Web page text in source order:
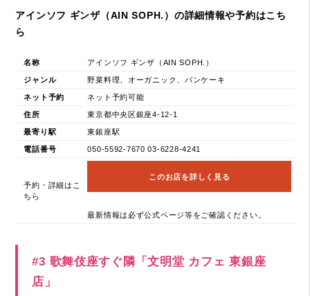
アインソフ ギンザ（AIN SOPH.）の詳細情報や予約はこち
ら
名称 アインソフ ギンザ（AIN SOPH.）
ジャンル 野菜料理、オーガニック、パンケーキ
ネット予約 ネット予約可能
住所 東京都中央区銀座4-12-1
最寄り駅 東銀座駅
電話番号 050-5592-7670 03-6228-4241
予約・詳細はこ
ちら
このお店を詳しく見る
最新情報は必ず公式ページ等をご確認ください。
#3 歌舞伎座すぐ隣「文明堂 カフェ 東銀座
店」